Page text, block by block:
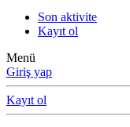
Son aktivite
Kayıt ol
Menü
Giriş yap
Kayıt ol